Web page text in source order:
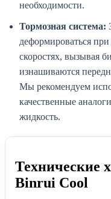
необходимости.
Тормозная система:
деформироваться
скоростях, вызывая
изнашиваются
Мы рекомендуем
качественные
жидкость.
Технические
Binrui Cool